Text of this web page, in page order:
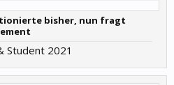
bisher, nun fragt
Student 2021